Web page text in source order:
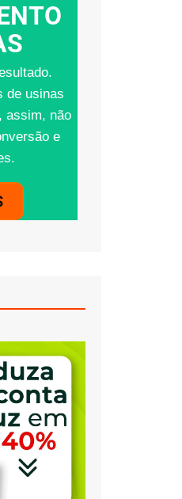
de usinas
assim, não
e